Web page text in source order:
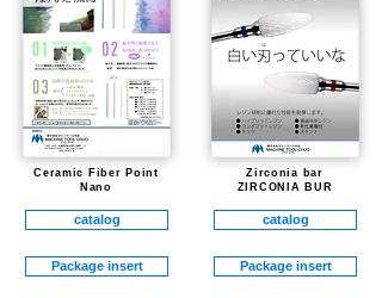
​Ceramic Fiber Point
Nano
catalog
Package insert
Zirconia bar
ZIRCONIA BUR
catalog
Package insert